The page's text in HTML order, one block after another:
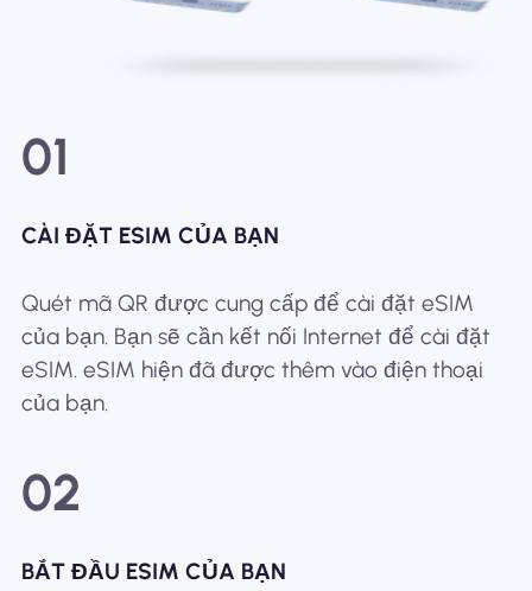
01
CÀI ĐẶT ESIM CỦA BẠN
Quét mã QR được cung cấp để cài đặt eSIM
của bạn. Bạn sẽ cần kết nối Internet để cài đặt
eSIM. eSIM hiện đã được thêm vào điện thoại
của bạn.
02
BẮT ĐẦU ESIM CỦA BẠN